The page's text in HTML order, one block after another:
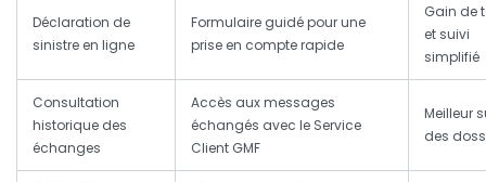
Déclaration de
sinistre en ligne
Formulaire guidé pour une
prise en compte rapide
Gain de
et suivi
simplifié
Consultation
historique des
échanges
Accès aux messages
échangés avec le Service
Client GMF
Meilleur
des